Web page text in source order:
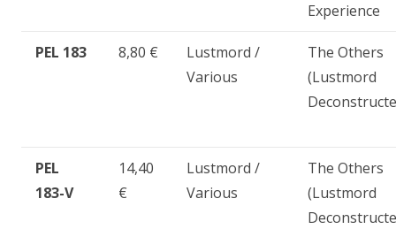
Experience
PEL 183 8,80 €
Lustmord /
Various
The Others
(Lustmord
PEL
183-V
14,40
€
Lustmord /
Various
The Others
(Lustmord